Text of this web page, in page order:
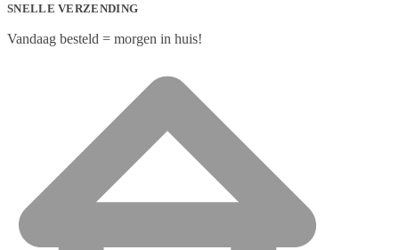
SNELLE VERZENDING
Vandaag besteld = morgen in huis!